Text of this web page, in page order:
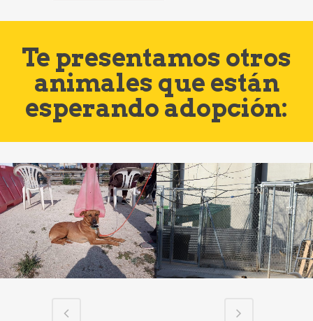
Te presentamos otros
animales que están
esperando adopción: